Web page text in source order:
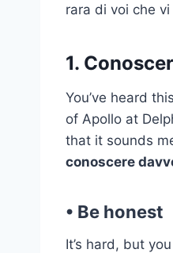
rara di voi che
1.
You’ve heard
of Apollo at
that it sounds
conoscere
• Be honest
It’s hard, but